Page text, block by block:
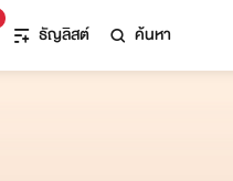
ธัญลิสต์ ค้นหา